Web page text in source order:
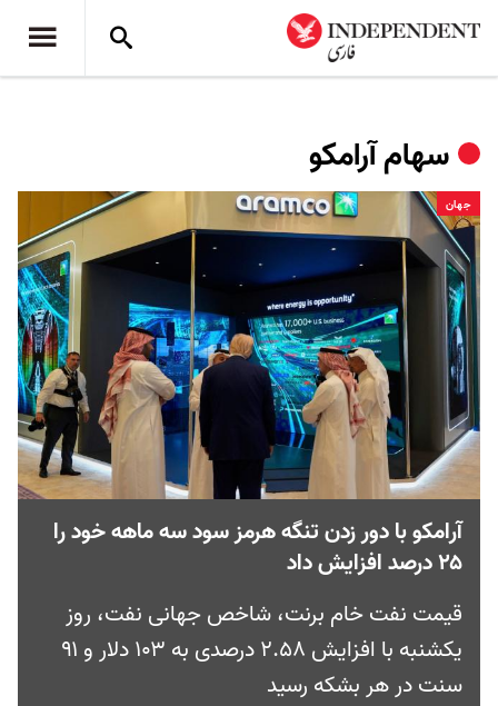
سهام آرامکو
جهان
آرامکو با دور زدن تنگه هرمز سود سه‌ ماهه خود را
۲۵ درصد افزایش داد
قیمت نفت خام برنت، شاخص جهانی نفت، روز
یکشنبه با افزایش ۲.۵۸ درصدی به ۱۰۳ دلار و ۹۱
سنت در هر بشکه رسید